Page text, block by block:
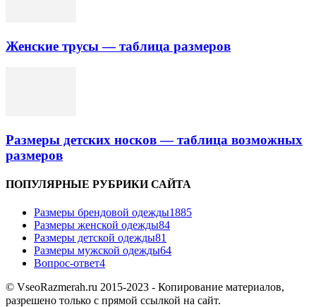
Женские трусы — таблица размеров
Размеры детских носков — таблица возможных
размеров
ПОПУЛЯРНЫЕ РУБРИКИ САЙТА
Размеры брендовой одежды1885
Размеры женской одежды84
Размеры детской одежды81
Размеры мужской одежды64
Вопрос-ответ4
© VseoRazmerah.ru 2015-2023 - Копирование материалов,
разрешено только с прямой ссылкой на сайт.